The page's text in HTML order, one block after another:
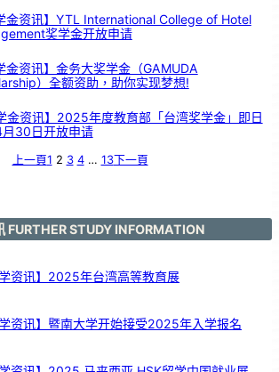
金资讯】YTL International College of Hotel
奖学金开放申请
金资讯】金务大奖学金（GAMUDA
）全额资助，助你实现梦想!
金资讯】2025年度教育部「台湾奖学金」即日
30日开放申请
上一頁1 2 3 4 … 13下一頁
FURTHER STUDY INFORMATION
学资讯】2025年台湾高等教育展
学资讯】暨南大学开始接受2025年入学报名